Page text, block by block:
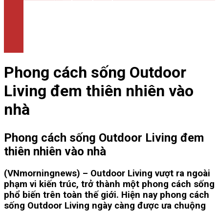
Phong cách sống Outdoor
Living đem thiên nhiên vào
nhà
Phong cách sống Outdoor Living đem
thiên nhiên vào nhà
(VNmorningnews) – Outdoor Living vượt ra ngoài
phạm vi kiến trúc, trở thành một phong cách sống
phổ biến trên toàn thế giới. Hiện nay phong cách
sống Outdoor Living ngày càng được ưa chuộng